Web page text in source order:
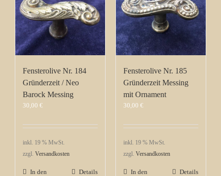
Fensterolive Nr. 184
Gründerzeit / Neo
Barock Messing
30,00 €
inkl. 19 % MwSt.
zzgl. Versandkosten
In den
Details
Fensterolive Nr. 185
Gründerzeit Messing
mit Ornament
30,00 €
inkl. 19 % MwSt.
zzgl. Versandkosten
In den
Details